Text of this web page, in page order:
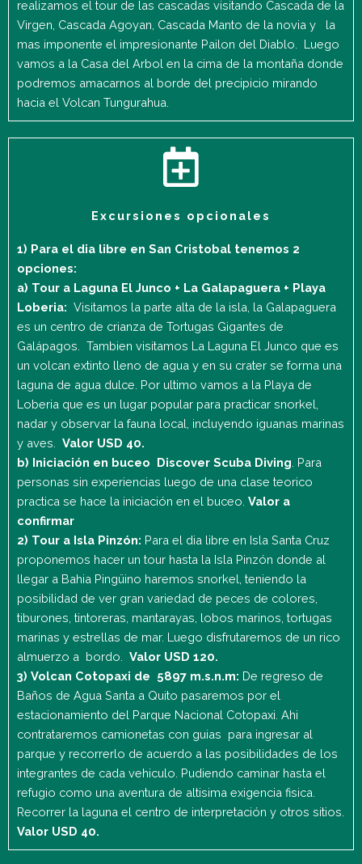
realizamos el tour de las cascadas visitando Cascada de la
Virgen, Cascada Agoyan, Cascada Manto de la novia y la
mas imponente el impresionante Pailon del Diablo. Luego
vamos a la Casa del Arbol en la cima de la montaña donde
podremos amacarnos al borde del precipicio mirando
hacia el Volcan Tungurahua.
Excursiones opcionales
1) Para el dia libre en San Cristobal tenemos 2
opciones:
a) Tour a Laguna El Junco + La Galapaguera + Playa
Loberia: Visitamos la parte alta de la isla, la Galapaguera
es un centro de crianza de Tortugas Gigantes de
Galápagos. Tambien visitamos La Laguna El Junco que es
un volcan extinto lleno de agua y en su crater se forma una
laguna de agua dulce. Por ultimo vamos a la Playa de
Loberia que es un lugar popular para practicar snorkel,
nadar y observar la fauna local, incluyendo iguanas marinas
y aves. Valor USD 40.
b) Iniciación en buceo Discover Scuba Diving . Para
personas sin experiencias luego de una clase teorico
practica se hace la iniciación en el buceo. Valor a
confirmar
2) Tour a Isla Pinzón: Para el dia libre en Isla Santa Cruz
proponemos hacer un tour hasta la Isla Pinzón donde al
llegar a Bahia Pingüino haremos snorkel, teniendo la
posibilidad de ver gran variedad de peces de colores,
tiburones, tintoreras, mantarayas, lobos marinos, tortugas
marinas y estrellas de mar. Luego disfrutaremos de un rico
almuerzo a bordo. Valor USD 120.
3) Volcan Cotopaxi de 5897 m.s.n.m: De regreso de
Baños de Agua Santa a Quito pasaremos por el
estacionamiento del Parque Nacional Cotopaxi. Ahi
contrataremos camionetas con guias para ingresar al
parque y recorrerlo de acuerdo a las posibilidades de los
integrantes de cada vehiculo. Pudiendo caminar hasta el
refugio como una aventura de altisima exigencia fisica.
Recorrer la laguna el centro de interpretación y otros sitios.
Valor USD 40.